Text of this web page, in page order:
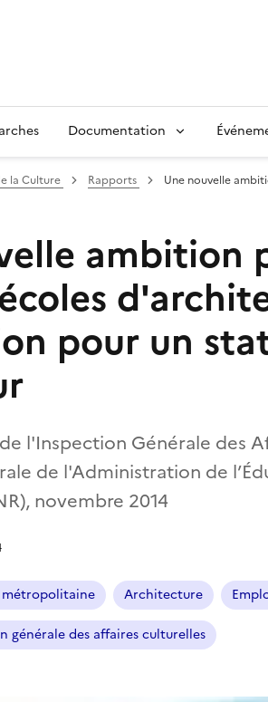
Documentation
la Culture Rapports Une nouvelle
ambition
pour un
l'Inspection Générale des
de l'Administration de
novembre 2014
métropolitaine Architecture
générale des affaires culturelles